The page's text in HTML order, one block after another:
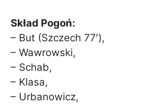
Skład Pogoń:
– But (Szczech 77′),
– Wawrowski,
– Schab,
– Klasa,
– Urbanowicz,